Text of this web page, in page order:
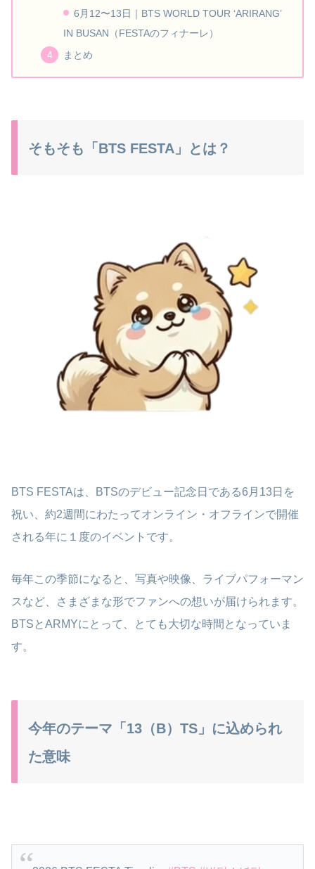
6月12〜13日｜BTS WORLD TOUR ‘ARIRANG’
IN BUSAN（FESTAのフィナーレ）
まとめ
そもそも「BTS FESTA」とは？
BTS FESTAは、BTSのデビュー記念日である6月13日を
祝い、約2週間にわたってオンライン・オフラインで開催
される年に１度のイベントです。
毎年この季節になると、写真や映像、ライブパフォーマン
スなど、さまざまな形でファンへの想いが届けられます。
BTSとARMYにとって、とても大切な時間となっていま
す。
今年のテーマ「13（B）TS」に込められ
た意味